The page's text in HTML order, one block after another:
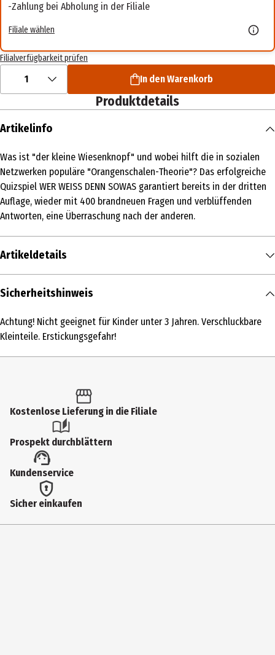
Zahlung bei Abholung in der Filiale
Filiale wählen
Filialverfügbarkeit prüfen
1 In den Warenkorb
Produktdetails
Artikelinfo
Was ist "der kleine Wiesenknopf" und wobei hilft die in sozialen
Netzwerken populäre "Orangenschalen-Theorie"? Das erfolgreiche
Quizspiel WER WEISS DENN SOWAS garantiert bereits in der dritten
Auflage, wieder mit 400 brandneuen Fragen und verblüffenden
Antworten, eine Überraschung nach der anderen.
Artikeldetails
Inhalt
Produkttyp
Artikelnummer des Herstellers
Hersteller
Schmidt Spiele GmbH
Herstelleradresse
Sicherheitshinweis
Achtung! Nicht geeignet für Kinder unter 3 Jahren. Verschluckbare
Kleinteile. Erstickungsgefahr!
Kostenlose Lieferung in die Filiale
Prospekt durchblättern
Kundenservice
Sicher einkaufen